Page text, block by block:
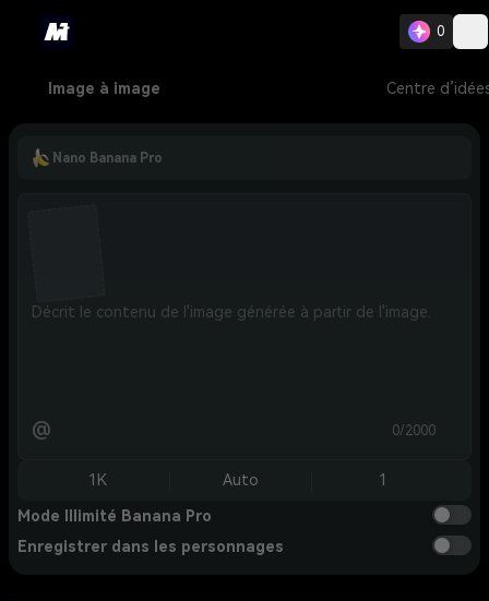
0
Image à image Centre
Nano Banana Pro
@ 0/2000
1K Auto 1
Mode Illimité Banana Pro
Enregistrer dans les personnages